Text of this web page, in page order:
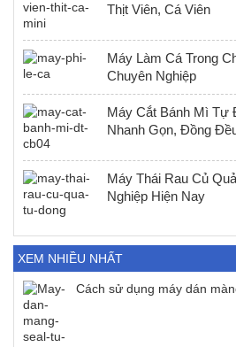
Thịt Viên, Cá Viên
Máy Làm Cá Trong
Chuyên Nghiệp
Máy Cắt Bánh Mì Tự
Nhanh Gọn, Đồng
Máy Thái Rau Củ
Nghiệp Hiện Nay
XEM NHIỀU NHẤT
Cách sử dụng máy dán